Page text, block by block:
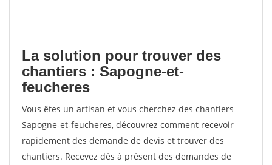
La solution pour trouver des
chantiers : Sapogne-et-
feucheres
Vous êtes un artisan et vous cherchez des chantiers
Sapogne-et-feucheres, découvrez comment recevoir
rapidement des demande de devis et trouver des
chantiers. Recevez dès à présent des demandes de